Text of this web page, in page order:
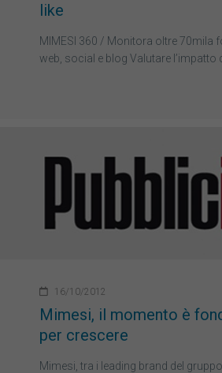
like
MIMESI 360 / Monitora oltre 70mila
web, social e blog Valutare l’impatto
16/10/2012
Mimesi, il momento è
per crescere
Mimesi, tra i leading brand del